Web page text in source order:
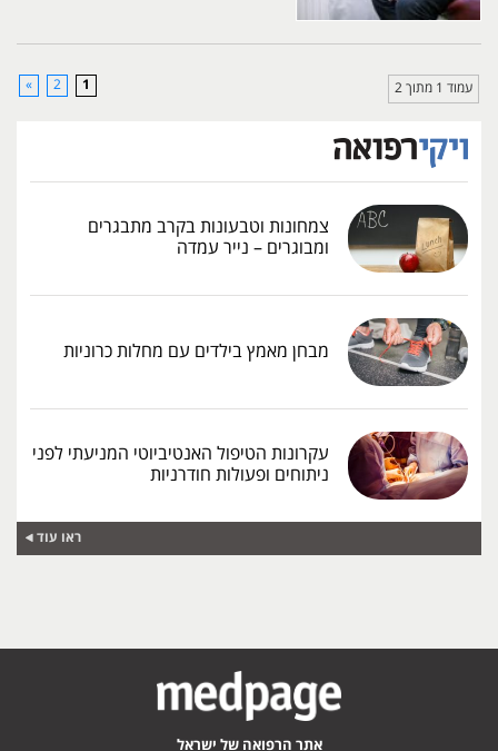
עמוד 1 מתוך 2 1
2
»
צמחונות וטבעונות בקרב מתבגרים
ומבוגרים – נייר עמדה
מבחן מאמץ בילדים עם מחלות כרוניות
עקרונות הטיפול האנטיביוטי המניעתי לפני
ניתוחים ופעולות חודרניות
ראו עוד
אתר הרפואה של ישראל